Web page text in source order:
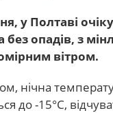
у Полтаві
без опадів, з
вітром.
нічна
до -15°C,